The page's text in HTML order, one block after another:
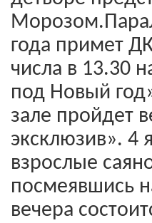
года примет
числа в 13.30
под Новый
зале пройдет
эксклюзив». 4
взрослые
посмеявшись
вечера